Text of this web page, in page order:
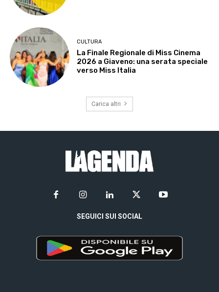
CULTURA
La Finale Regionale di Miss Cinema
2026 a Giaveno: una serata speciale
verso Miss Italia
Carica altri
SEGUICI SUI SOCIAL